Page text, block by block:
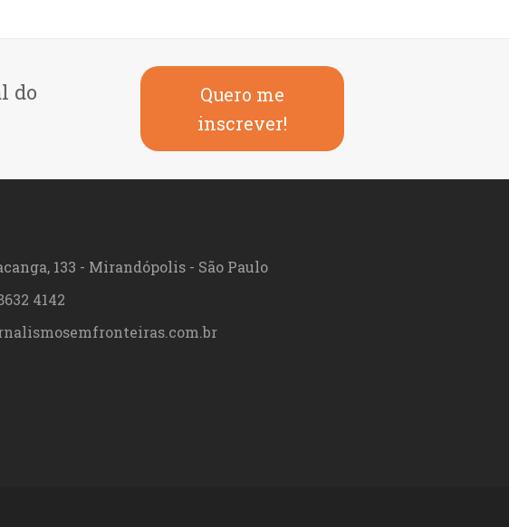
do
Quero me
inscrever!
133 - Mirandópolis - São Paulo
4142